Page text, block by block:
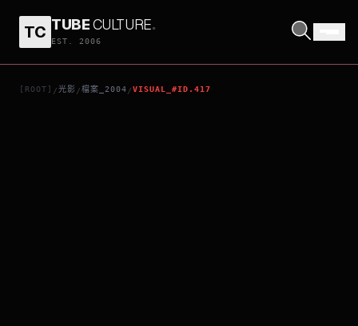
TC TUBECULTURE.
EST. 2006
[ROOT] /光影 /檔案_2004 /VISUAL_#ID.417
聖．教．慾